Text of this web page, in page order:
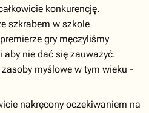
konkurencję.
szkrabem w szkole
gry męczyliśmy
nie dać się zauważyć.
myślowe w tym wieku -
nakręcony oczekiwaniem na